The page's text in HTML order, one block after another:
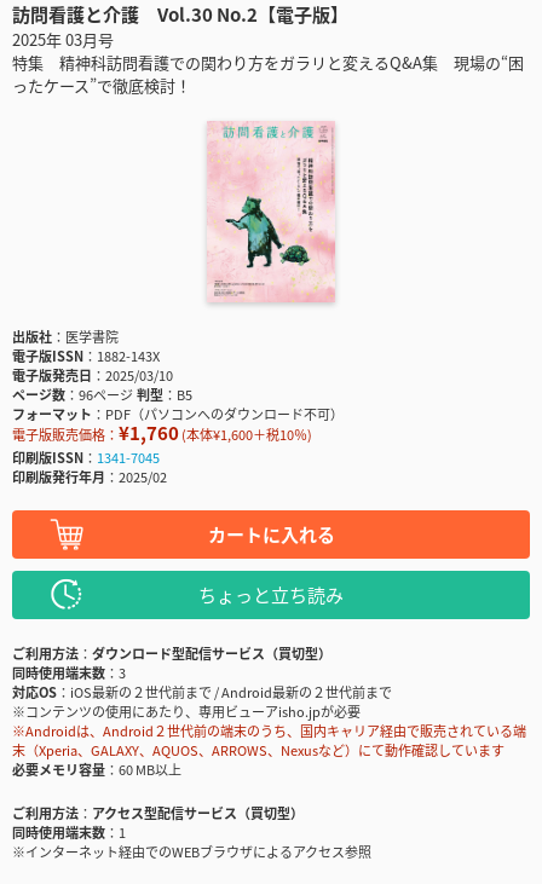
訪問看護と介護 Vol.30 No.2【電子版】
2025年 03月号
特集 精神科訪問看護での関わり方をガラリと変えるQ&A集 現場の“困
ったケース”で徹底検討！
出版社
医学書院
電子版ISSN
1882-143X
電子版発売日
2025/03/10
ページ数
96ページ判型
B5
フォーマット
PDF（パソコンへのダウンロード不可）
電子版販売価格： ¥1,760(本体¥1,600＋税10％)
印刷版ISSN
1341-7045
印刷版発行年月
2025/02
カートに入れる
ちょっと立ち読み
ご利用方法
ダウンロード型配信サービス（買切型）
同時使用端末数
3
対応OS
iOS最新の２世代前まで / Android最新の２世代前まで
※コンテンツの使用にあたり、専用ビューアisho.jpが必要
※Androidは、Android２世代前の端末のうち、国内キャリア経由で販売されている端
末（Xperia、GALAXY、AQUOS、ARROWS、Nexusなど）にて動作確認しています
必要メモリ容量
60 MB以上
ご利用方法
アクセス型配信サービス（買切型）
同時使用端末数
1
※インターネット経由でのWEBブラウザによるアクセス参照